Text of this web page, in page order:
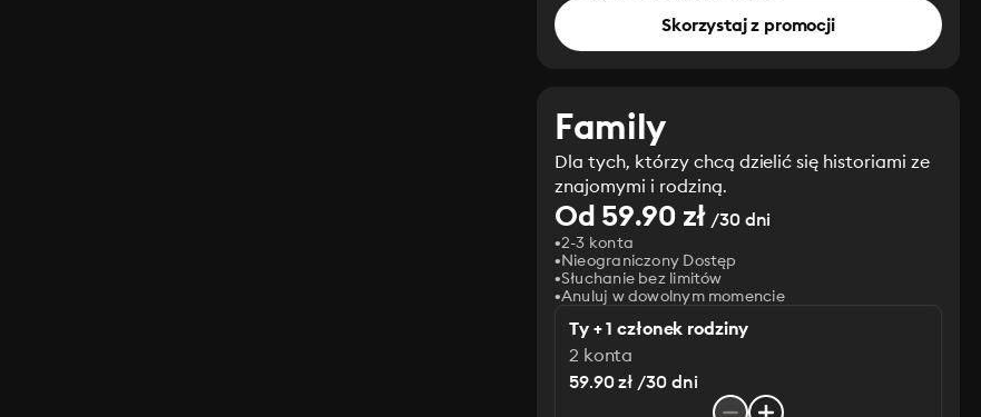
Skorzystaj z promocji
Family
Dla tych, którzy chcą dzielić się historiami ze
znajomymi i rodziną.
Od 59.90 zł /30 dni
2-3 konta
Nieograniczony Dostęp
Słuchanie bez limitów
Anuluj w dowolnym momencie
Ty + 1 członek rodziny
2 konta
59.90 zł /30 dni